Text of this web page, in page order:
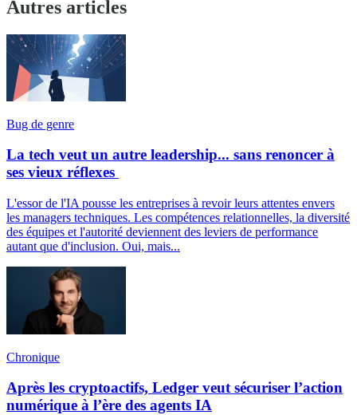
Autres articles
Bug de genre
La tech veut un autre leadership... sans renoncer à
ses vieux réflexes
L'essor de l'IA pousse les entreprises à revoir leurs attentes envers
les managers techniques. Les compétences relationnelles, la diversité
des équipes et l'autorité deviennent des leviers de performance
autant que d'inclusion. Oui, mais...
Chronique
Après les cryptoactifs, Ledger veut sécuriser l’action
numérique à l’ère des agents IA